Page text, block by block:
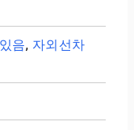
음, 자외선차